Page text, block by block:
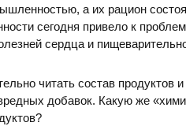
а их рацион
сегодня привело к
сердца и
читать состав продуктов и
добавок. Какую же